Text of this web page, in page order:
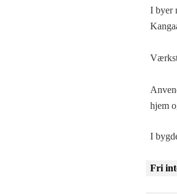
I byer
hjem
I
Fri